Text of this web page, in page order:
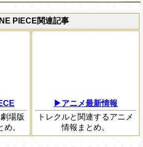
PIECE関連記事
場版
。
▶アニメ最新情報
トレクルと関連するアニメ
情報まとめ。